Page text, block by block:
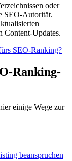
oder
SEO-Autorität.
Content-Updates.
SEO-Ranking?
Ranking-
einige Wege zur
beanspruchen